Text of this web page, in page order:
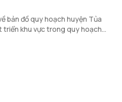
bản đồ quy hoạch huyện Tủa
triển khu vực trong quy hoạch